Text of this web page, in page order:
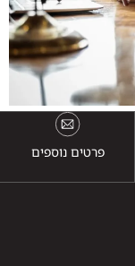
פרטים נוספים